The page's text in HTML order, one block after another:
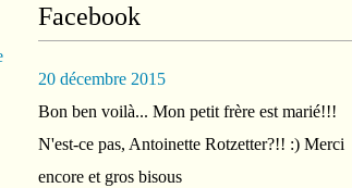
Facebook
20 décembre 2015
Bon ben voilà... Mon petit frère est marié!!!
N'est-ce pas, Antoinette Rotzetter?!! :) Merci
encore et gros bisous